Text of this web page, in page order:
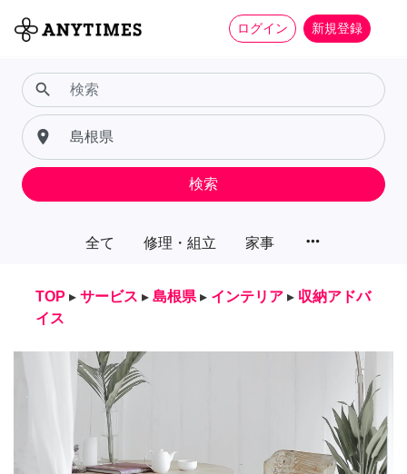
ログイン 新規登録
全て 修理・組立 家事 more_horiz
search
place
検索
TOP ▸ サービス ▸ 島根県 ▸ インテリア ▸ 収納アドバ
イス